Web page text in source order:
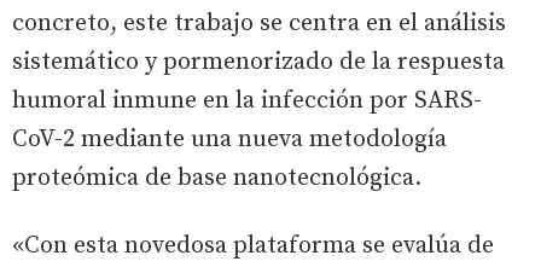
concreto, este trabajo se centra en el análisis
sistemático y pormenorizado de la respuesta
humoral inmune en la infección por SARS-
CoV-2 mediante una nueva metodología
proteómica de base nanotecnológica.
«Con esta novedosa plataforma se evalúa de